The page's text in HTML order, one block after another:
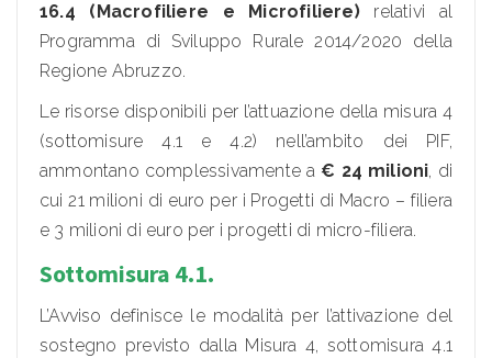
16.4 (Macrofiliere e Microfiliere)relativi al
Programma di Sviluppo Rurale 2014/2020 della
Regione Abruzzo.
Le risorse disponibili per l’attuazione della misura 4
(sottomisure 4.1 e 4.2) nell’ambito dei PIF,
ammontano complessivamente a € 24 milioni, di
cui 21 milioni di euro per i Progetti di Macro – filiera
e 3 milioni di euro per i progetti di micro-filiera.
Sottomisura 4.1.
L’Avviso definisce le modalità per l’attivazione del
sostegno previsto dalla Misura 4, sottomisura 4.1